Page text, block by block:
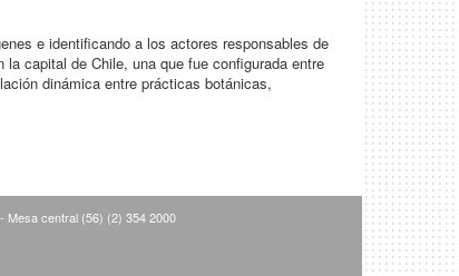
e identificando a los actores responsables de
capital de Chile, una que fue configurada entre
dinámica entre prácticas botánicas,
- Mesa central (56) (2) 354 2000